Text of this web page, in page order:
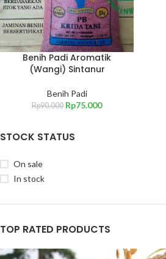
STOCK STATUS
On sale
In stock
TOP RATED PRODUCTS
Benih Padi Aromatik
(Wangi) Sintanur
Benih Padi
Rp90.000 Rp75.000